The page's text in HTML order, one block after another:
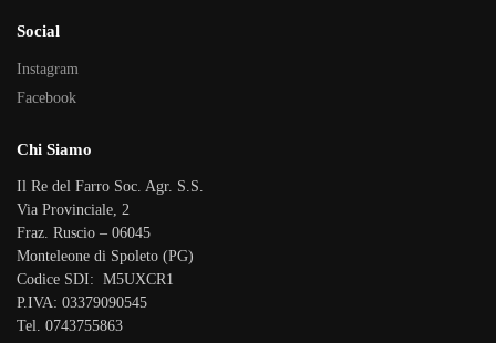
Social
Instagram
Facebook
Chi Siamo
Il Re del Farro Soc. Agr. S.S.
Via Provinciale, 2
Fraz. Ruscio – 06045
Monteleone di Spoleto (PG)
Codice SDI: M5UXCR1
P.IVA: 03379090545
Tel. 0743755863